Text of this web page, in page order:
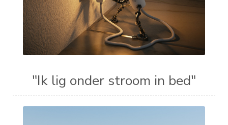
"Ik lig onder stroom in bed"